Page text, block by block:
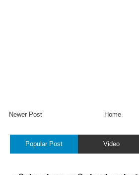
Newer Post Home
Popular Post Video